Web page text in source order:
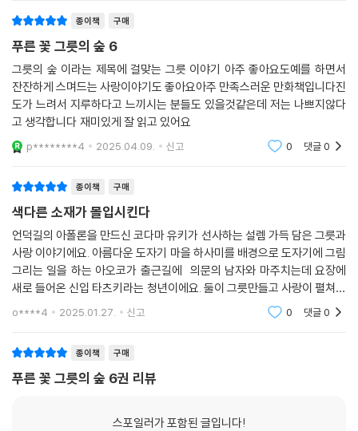
종이책 구매
푸른 꽃 그릇의 숲 6
그릇의 숲 이라는 제목에 걸맞는 그릇 이야기 아주 좋아요도예를 하면서
잔잔하게 스며드는 사랑이야기도 좋아요아주 만족스러운 만화책입니다진
도가 느려서 지루하다고 느끼시는 분들도 있을것같은데 저는 나쁘지않다
고 생각합니다 재미있게 잘 읽고 있어요
p********4 2025.04.09. 신고 0 댓글0
종이책 구매
색다른 소재가 몰입시킨다
언덕길의 아폴론을 만드신 코다마 유키가 선사하는 설렘 가득 담은 그릇과
사랑 이야기에요. 아름다운 도자기 마을 하사미를 배경으로 도자기에 그림
그리는 일을 하는 아오코가 출근길에 의문의 남자와 마주치는데 요장에
새로 들어온 신입 타츠키라는 청년이에요. 둘이 그릇만들고 사랑이 펼쳐져
o****4 2025.01.27. 신고 0 댓글0
종이책 구매
푸른 꽃 그릇의 숲 6권 리뷰
스포일러가 포함된 글입니다!